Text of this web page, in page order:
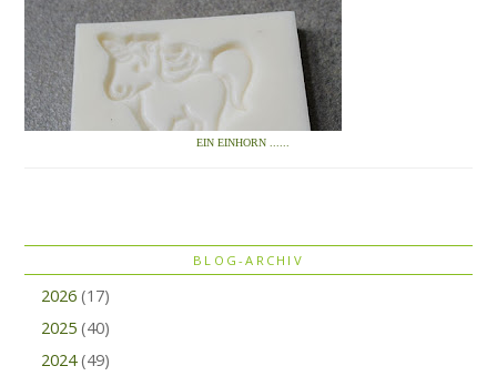
EIN EINHORN ......
BLOG-ARCHIV
2026 (17)
2025 (40)
2024 (49)